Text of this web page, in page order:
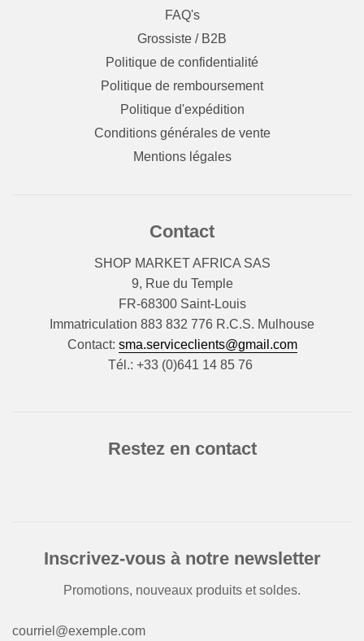
FAQ's
Grossiste / B2B
Politique de confidentialité
Politique de remboursement
Politique d'expédition
Conditions générales de vente
Mentions légales
Contact
SHOP MARKET AFRICA SAS
9, Rue du Temple
FR-68300 Saint-Louis
Immatriculation 883 832 776 R.C.S. Mulhouse
Contact: sma.serviceclients@gmail.com
Tél.: +33 (0)641 14 85 76
Restez en contact
Inscrivez-vous à notre newsletter
Promotions, nouveaux produits et soldes.